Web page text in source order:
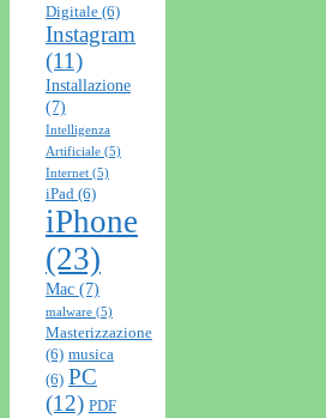
Digitale (6)
Instagram
(11)
Installazione
(7)
Intelligenza
Artificiale (5)
Internet (5)
iPad (6)
iPhone
(23)
Mac (7)
malware (5)
Masterizzazione
(6) musica
(6) PC
(12) PDF